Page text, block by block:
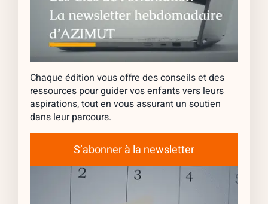
Chaque édition vous offre des conseils et des
ressources pour guider vos enfants vers leurs
aspirations, tout en vous assurant un soutien
dans leur parcours.
S’abonner à la newsletter